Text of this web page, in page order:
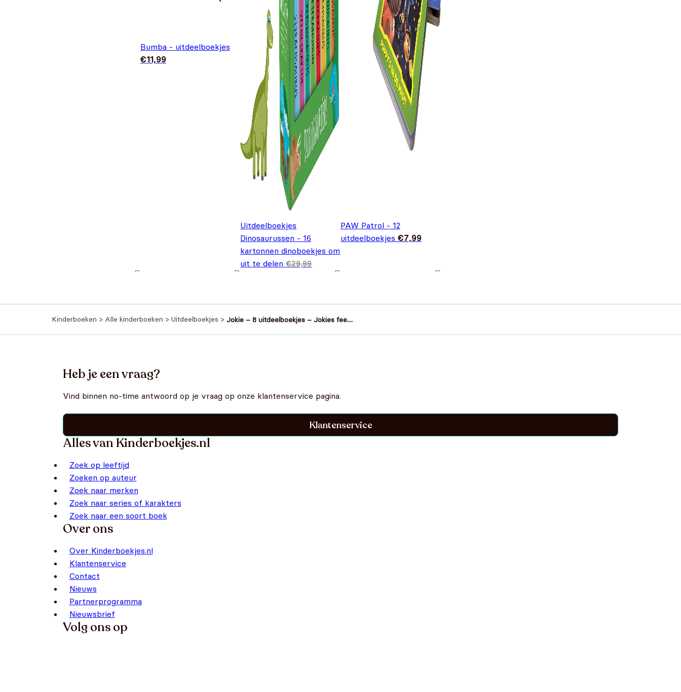
Bumba - uitdeelboekjes
€11,99
Uitdeelboekjes
Dinosaurussen - 16
kartonnen dinoboekjes om
uit te delen €29,99
PAW Patrol - 12
uitdeelboekjes €7,99
Kinderboeken > Alle kinderboeken > Uitdeelboekjes > Jokie – 8 uitdeelboekjes – Jokies feest
Heb je een vraag?
Vind binnen no-time antwoord op je vraag op onze klantenservice pagina.
Klantenservice
Alles van Kinderboekjes.nl
Zoek op leeftijd
Zoeken op auteur
Zoek naar merken
Zoek naar series of karakters
Zoek naar een soort boek
Over ons
Over Kinderboekjes.nl
Klantenservice
Contact
Nieuws
Partnerprogramma
Nieuwsbrief
Volg ons op